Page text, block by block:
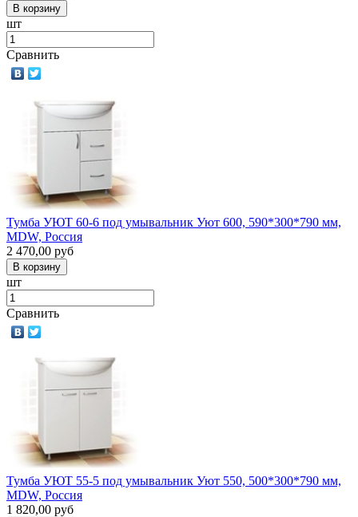
шт
Сравнить
Тумба УЮТ 60-6 под умывальник Уют 600, 590*300*790 мм,
MDW, Россия
2 470,00 руб
шт
Сравнить
Тумба УЮТ 55-5 под умывальник Уют 550, 500*300*790 мм,
MDW, Россия
1 820,00 руб